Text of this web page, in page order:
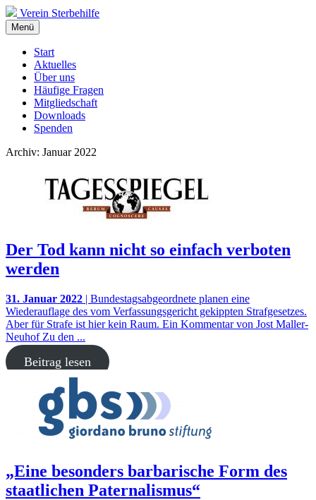
Verein Sterbehilfe
Menü
Start
Aktuelles
Über uns
Häufige Fragen
Mitgliedschaft
Downloads
Spenden
Archiv: Januar 2022
Der Tod kann nicht so einfach verboten
werden
31. Januar 2022 | Bundestagsabgeordnete planen eine
Wiederauflage des vom Verfassungsgericht gekippten Strafgesetzes.
Aber für Strafe ist hier kein Raum. Ein Kommentar von Jost Maller-
Neuhof Zu den ...
Beitrag lesen
„Eine besonders barbarische Form des
staatlichen Paternalismus“